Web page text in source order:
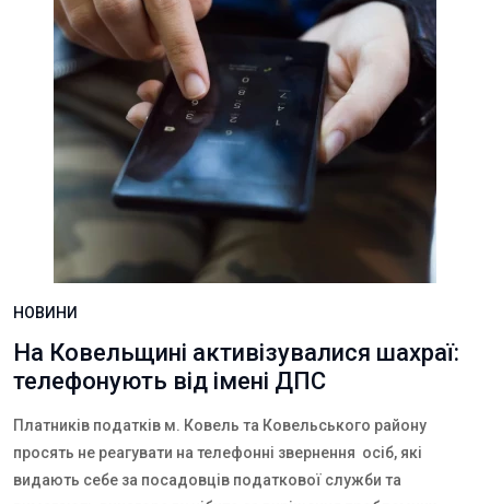
НОВИНИ
На Ковельщині активізувалися шахраї:
телефонують від імені ДПС
Платників податків м. Ковель та Ковельського району
просять не реагувати на телефонні звернення осіб, які
видають себе за посадовців податкової служби та